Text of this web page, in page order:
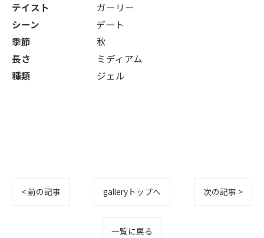
テイスト ガーリー
シーン デート
季節 秋
長さ ミディアム
種類 ジェル
< 前の記事 galleryトップへ 次の記事 >
一覧に戻る